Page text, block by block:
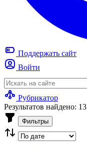
Поддержать сайт
Войти
Рубрикатор
Результатов найдено: 13
Фильтры